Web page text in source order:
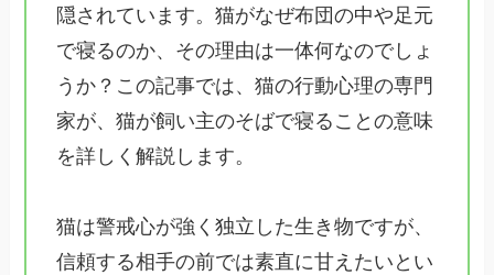
隠されています。猫がなぜ布団の中や足元
で寝るのか、その理由は一体何なのでしょ
うか？この記事では、猫の行動心理の専門
家が、猫が飼い主のそばで寝ることの意味
を詳しく解説します。
猫は警戒心が強く独立した生き物ですが、
信頼する相手の前では素直に甘えたいとい